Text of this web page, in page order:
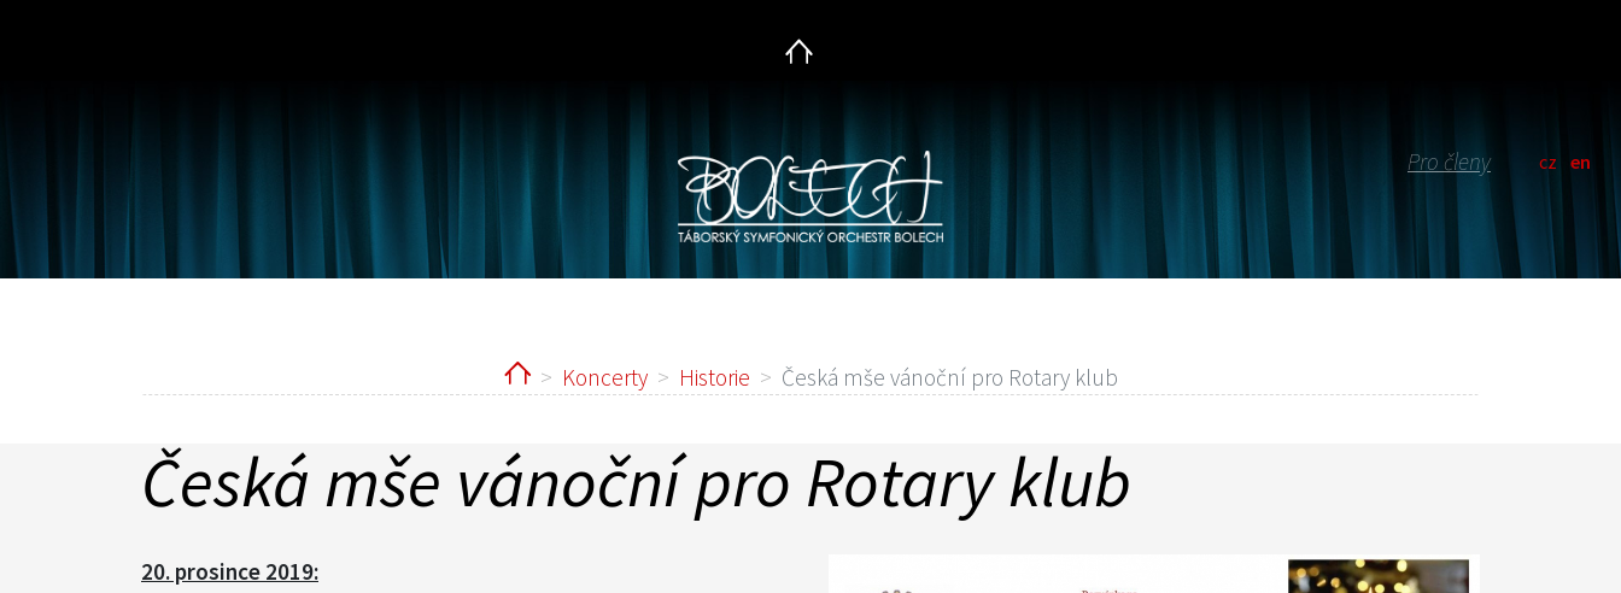
Pro členy cz en
HomeKoncerty Historie Česká mše vánoční pro Rotary klub
Česká mše vánoční pro Rotary klub
20. prosince 2019: